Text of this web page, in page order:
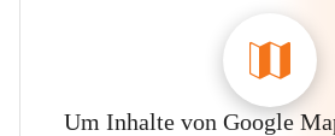
Um Inhalte von Google